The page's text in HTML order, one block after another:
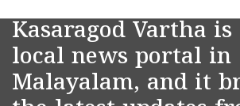
Kasaragod Vartha
local news portal in
Malayalam, and it